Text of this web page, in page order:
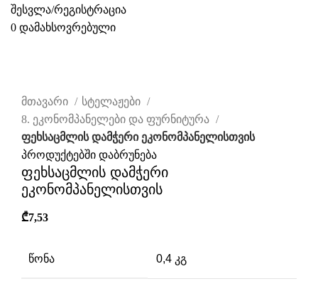
შესვლა/რეგისტრაცია
0 დამახსოვრებული
მთავარი
სტელაჟები
8. ეკონომპანელები და ფურნიტურა
ფეხსაცმლის დამჭერი ეკონომპანელისთვის
პროდუქტებში დაბრუნება
ფეხსაცმლის დამჭერი
ეკონომპანელისთვის
₾7,53
წონა 0,4 კგ